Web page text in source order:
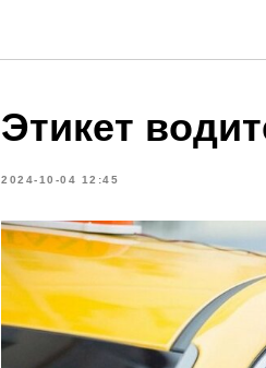
Этикет
2024-10-04 12:45